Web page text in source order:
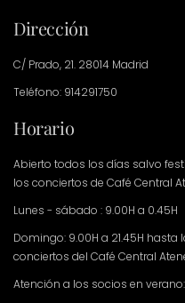
Dirección
C/ Prado, 21. 28014 Madrid
Teléfono: 914291750
Horario
Abierto todos los días salvo
los conciertos de Café Central
Lunes - sábado : 9.00H a 0.45H
Domingo: 9.00H a 21.45H
conciertos del Café Central
Atención a los socios en verano: